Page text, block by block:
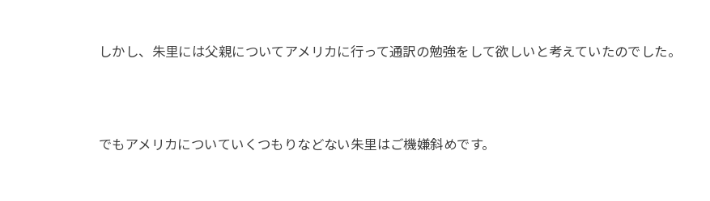
しかし、朱里には父親についてアメリカに行って通訳の勉強をして欲しいと考えていたのでした。
でもアメリカについていくつもりなどない朱里はご機嫌斜めです。